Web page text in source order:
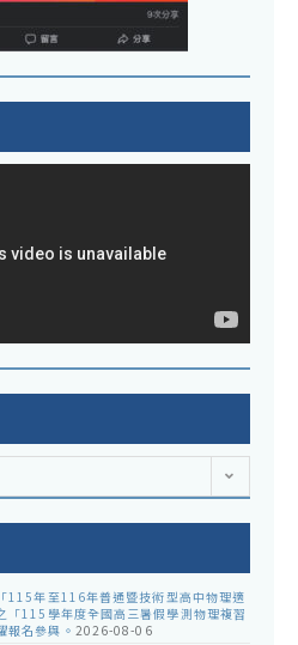
115年至116年普通暨技術型高中物理適
「115學年度全國高三暑假學測物理複習
報名參與。 2026-08-06